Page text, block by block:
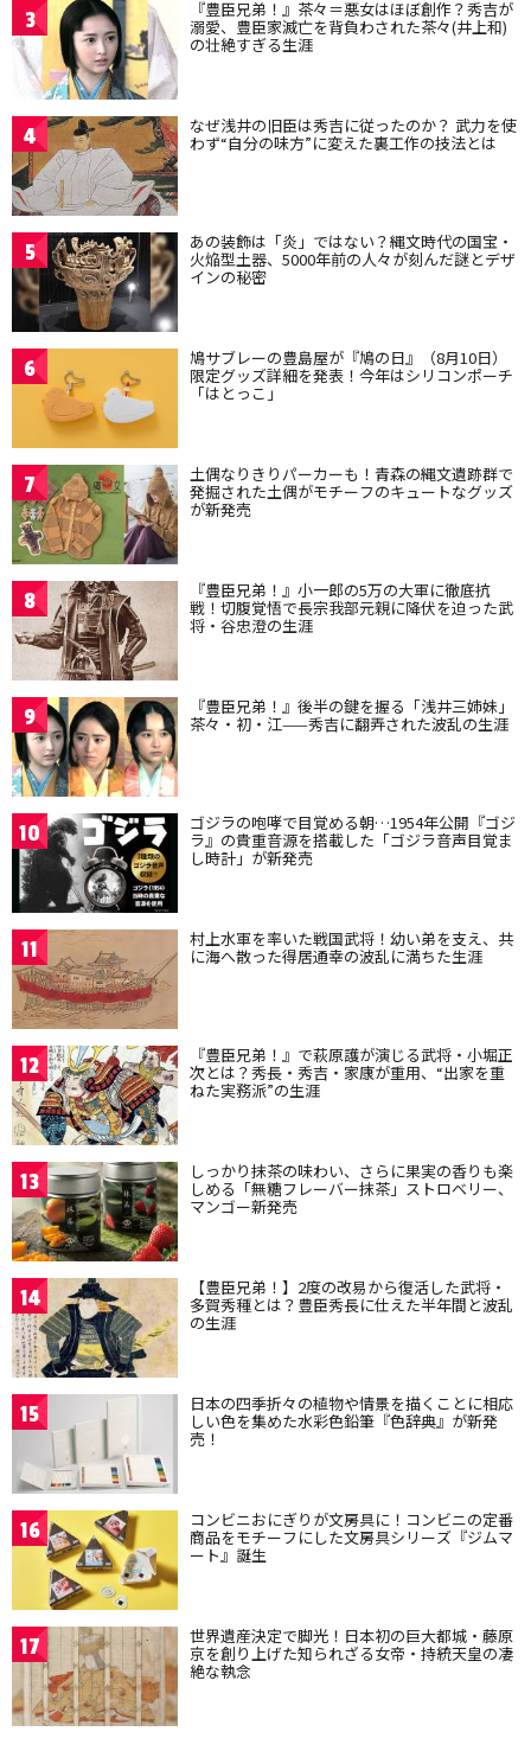
3 『豊臣兄弟！』茶々＝悪女はほぼ創作？秀吉が
溺愛、豊臣家滅亡を背負わされた茶々(井上和)
の壮絶すぎる生涯
4 なぜ浅井の旧臣は秀吉に従ったのか？ 武力を使
わず“自分の味方”に変えた裏工作の技法とは
5 あの装飾は「炎」ではない？縄文時代の国宝・
火焔型土器、5000年前の人々が刻んだ謎とデザ
インの秘密
6 鳩サブレーの豊島屋が『鳩の日』（8月10日）
限定グッズ詳細を発表！今年はシリコンポーチ
「はとっこ」
7 土偶なりきりパーカーも！青森の縄文遺跡群で
発掘された土偶がモチーフのキュートなグッズ
が新発売
8 『豊臣兄弟！』小一郎の5万の大軍に徹底抗
戦！切腹覚悟で長宗我部元親に降伏を迫った武
将・谷忠澄の生涯
9 『豊臣兄弟！』後半の鍵を握る「浅井三姉妹」
茶々・初・江——秀吉に翻弄された波乱の生涯
10 ゴジラの咆哮で目覚める朝…1954年公開『ゴジ
ラ』の貴重音源を搭載した「ゴジラ音声目覚ま
し時計」が新発売
11 村上水軍を率いた戦国武将！幼い弟を支え、共
に海へ散った得居通幸の波乱に満ちた生涯
12 『豊臣兄弟！』で萩原護が演じる武将・小堀正
次とは？秀長・秀吉・家康が重用、“出家を重
ねた実務派”の生涯
13 しっかり抹茶の味わい、さらに果実の香りも楽
しめる「無糖フレーバー抹茶」ストロベリー、
マンゴー新発売
14 【豊臣兄弟！】2度の改易から復活した武将・
多賀秀種とは？豊臣秀長に仕えた半年間と波乱
の生涯
15 日本の四季折々の植物や情景を描くことに相応
しい色を集めた水彩色鉛筆『色辞典』が新発
売！
16 コンビニおにぎりが文房具に！コンビニの定番
商品をモチーフにした文房具シリーズ『ジムマ
ート』誕生
17 世界遺産決定で脚光！日本初の巨大都城・藤原
京を創り上げた知られざる女帝・持統天皇の凄
絶な執念